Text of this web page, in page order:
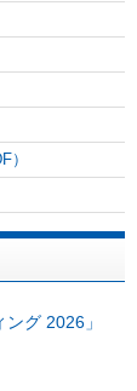
）
グ 2026」